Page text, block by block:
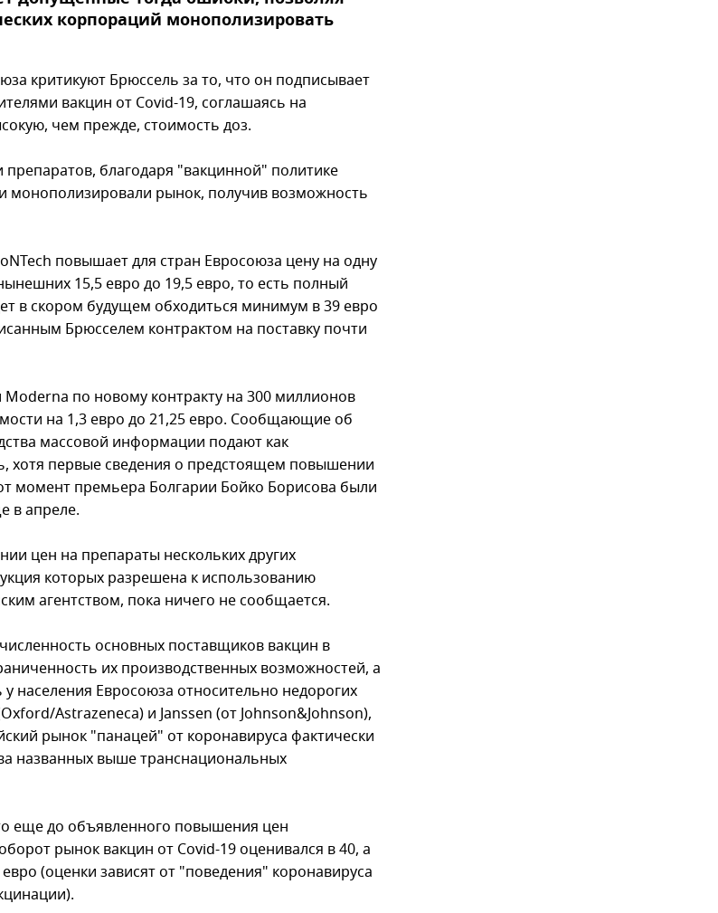
корпораций монополизировать
критикуют Брюссель за то, что он подписывает
вакцин от Covid-19, соглашаясь на
чем прежде, стоимость доз.
благодаря "вакцинной" политике
монополизировали рынок, получив возможность
повышает для стран Евросоюза цену на одну
15,5 евро до 19,5 евро, то есть полный
в скором будущем обходиться минимум в 39 евро
Брюсселем контрактом на поставку почти
по новому контракту на 300 миллионов
на 1,3 евро до 21,25 евро. Сообщающие об
массовой информации подают как
хотя первые сведения о предстоящем повышении
момент премьера Болгарии Бойко Борисова были
в апреле.
цен на препараты нескольких других
которых разрешена к использованию
агентством, пока ничего не сообщается.
основных поставщиков вакцин в
их производственных возможностей, а
населения Евросоюза относительно недорогих
Astrazeneca) и Janssen (от Johnson&Johnson),
рынок "панацей" от коронавируса фактически
названных выше транснациональных
еще до объявленного повышения цен
рынок вакцин от Covid-19 оценивался в 40, а
(оценки зависят от "поведения" коронавируса